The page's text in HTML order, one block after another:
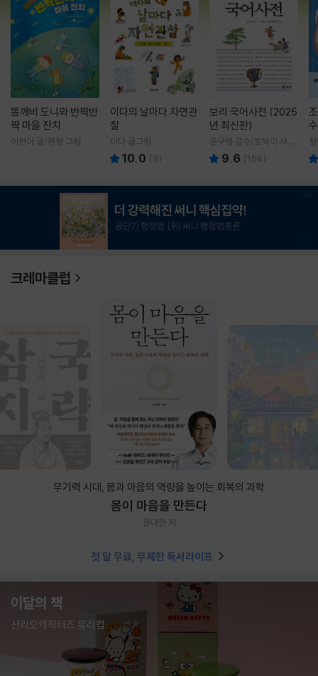
똥깨비 도니와 반짝반
짝 마을 잔치
이현아 글/핸짱 그림
이다의 날마다 자연관
찰
이다 글그림
10.0 (9)
보리 국어사전 (2025
년 최신판)
윤구병 감수/토박이 사전
편찬실 편
9.6 (158)
크레마클럽
무기력 시대, 몸과 마음의 역량을 높이는 회복의 과학
몸이 마음을 만든다
윤대현 저
첫 달 무료, 무제한 독서라이프
이달의 책
산리오캐릭터즈 유리컵